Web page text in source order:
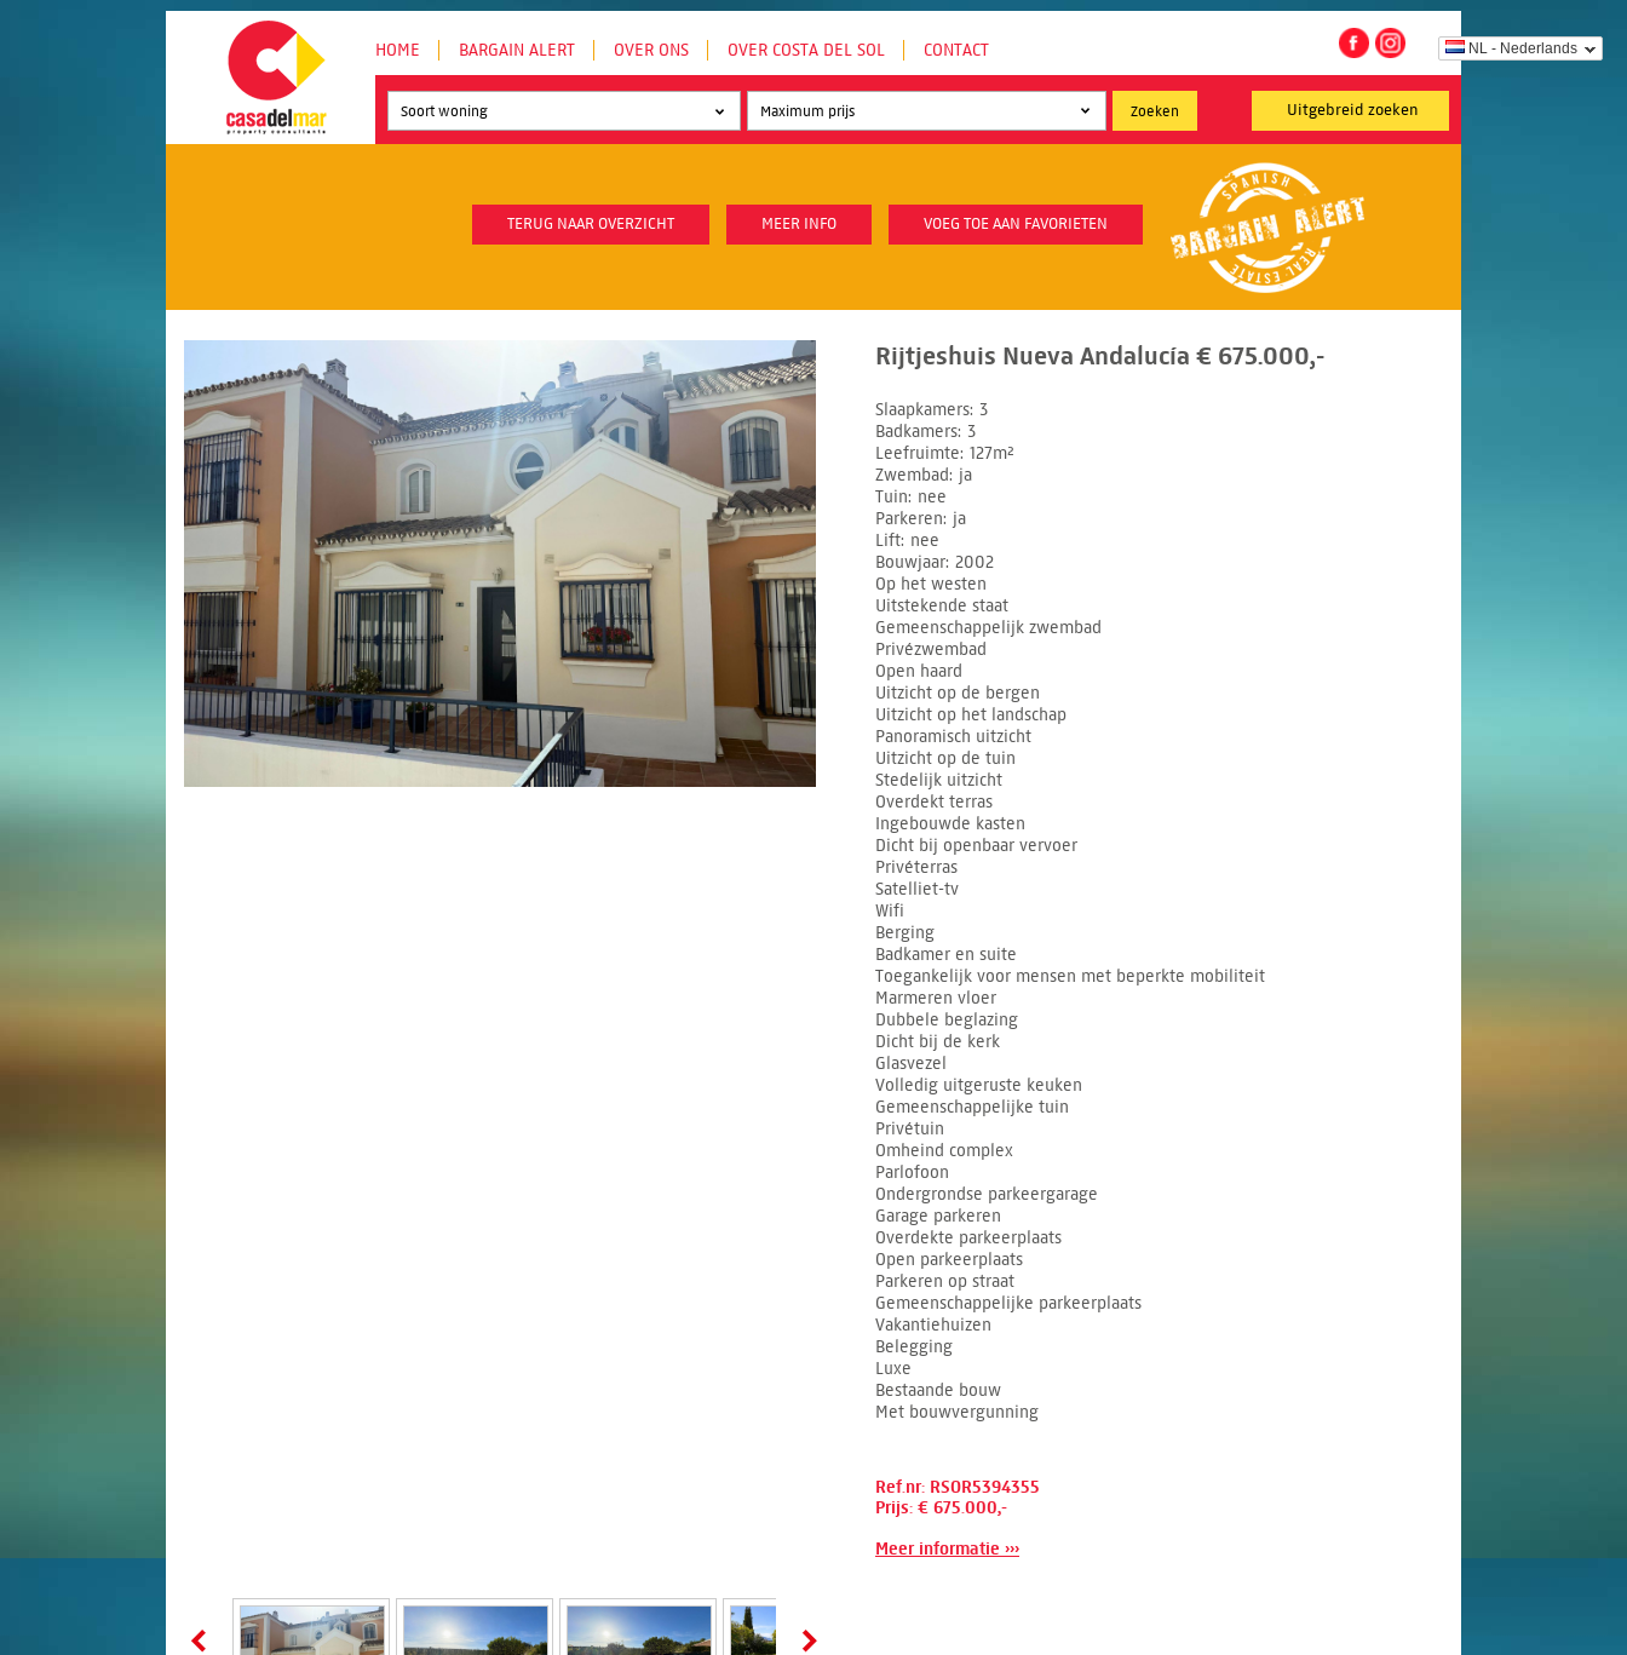
NL - Nederlands
HOME BARGAIN ALERT OVER ONS OVER COSTA DEL SOL CONTACT
Uitgebreid zoeken
Soort woning
TERUG NAAR OVERZICHT MEER INFO VOEG TOE AAN FAVORIETEN
Rijtjeshuis Nueva Andalucía € 675.000,-
Slaapkamers 3
Badkamers 3
Leefruimte 127m²
Zwembad
ja
Tuin nee
Parkeren ja
Lift nee
Bouwjaar 2002
Op het westen
Uitstekende staat
Gemeenschappelijk zwembad
Privézwembad
Open haard
Uitzicht op de bergen
Uitzicht op het landschap
Panoramisch uitzicht
Uitzicht op de tuin
Stedelijk uitzicht
Overdekt terras
Ingebouwde kasten
Dicht bij openbaar vervoer
Privéterras
Satelliet-tv
Wifi
Berging
Badkamer en suite
Toegankelijk voor mensen met beperkte mobiliteit
Marmeren vloer
Dubbele beglazing
Dicht bij de kerk
Glasvezel
Volledig uitgeruste keuken
Gemeenschappelijke tuin
Privétuin
Omheind complex
Parlofoon
Ondergrondse parkeergarage
Garage parkeren
Overdekte parkeerplaats
Open parkeerplaats
Parkeren op straat
Gemeenschappelijke parkeerplaats
Vakantiehuizen
Belegging
Luxe
Bestaande bouw
Met bouwvergunning
Ref.nr: RSOR5394355
Prijs: € 675.000,-
Meer informatie ›››